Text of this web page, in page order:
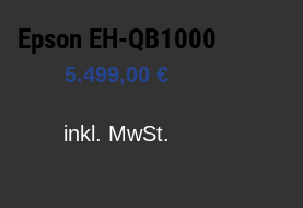
Epson EH-QB1000
5.499,00€
inkl. MwSt.